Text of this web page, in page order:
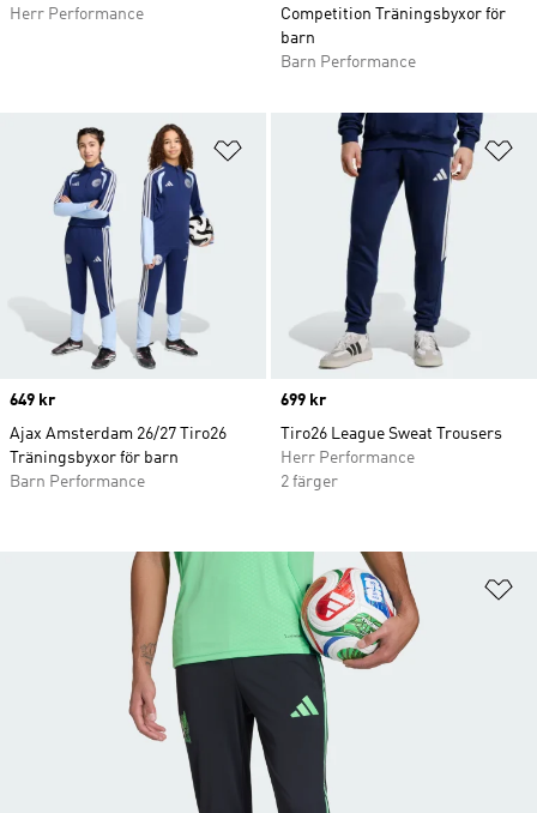
Herr Performance
Competition Träningsbyxor för
barn
Barn Performance
Lägg till på önskelistan
Price
649 kr
Ajax Amsterdam 26/27 Tiro26
Träningsbyxor för barn
Barn Performance
Price
699 kr
Tiro26 League Sweat Trousers
Herr Performance
2 färger